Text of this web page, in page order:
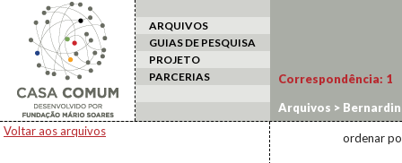
ARQUIVOS
GUIAS DE PESQUISA
PROJETO
PARCERIAS
Voltar aos arquivos
Correspondência: 1
Arquivos >
ordenar